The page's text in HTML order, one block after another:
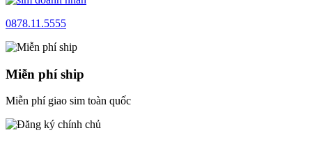
0878.11.5555
Miễn phí ship
Miễn phí giao sim toàn quốc